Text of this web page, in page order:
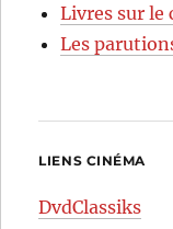
Livres sur le
Les
LIENS CINÉMA
DvdClassiks